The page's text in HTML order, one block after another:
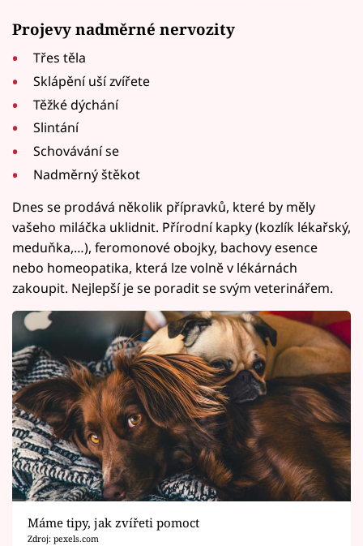
Projevy nadměrné nervozity
Třes těla
Sklápění uší zvířete
Těžké dýchání
Slintání
Schovávání se
Nadměrný štěkot
Dnes se prodává několik přípravků, které by měly
vašeho miláčka uklidnit. Přírodní kapky (kozlík lékařský,
meduňka,…), feromonové obojky, bachovy esence
nebo homeopatika, která lze volně v lékárnách
zakoupit. Nejlepší je se poradit se svým veterinářem.
Máme tipy, jak zvířeti pomoct
Zdroj: pexels.com